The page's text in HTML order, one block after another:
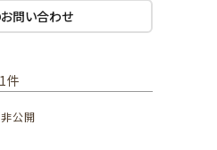
問い合わせ
1
非公開